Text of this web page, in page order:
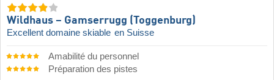
Wildhaus – Gamserrugg (Toggenburg)
Excellent domaine skiable en Suisse
Amabilité du personnel
Préparation des pistes